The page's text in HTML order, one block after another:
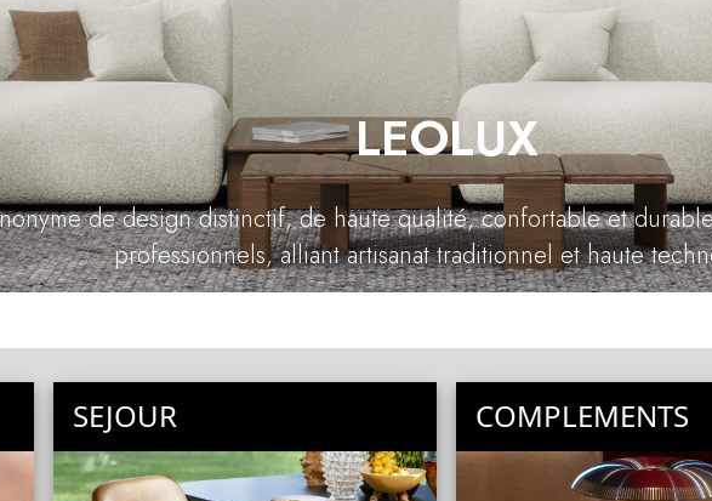
LEOLUX
de design distinctif, de haute qualité, confortable et
professionnels, alliant artisanat traditionnel et haute
SEJOUR COMPLEMENTS